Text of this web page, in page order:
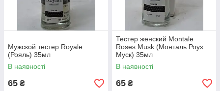
Мужской тестер Royale
(Рояль) 35мл
В наявності
65 ₴
Тестер женский Montale
Roses Musk (Монталь Роуз
Муск) 35мл
В наявності
65 ₴